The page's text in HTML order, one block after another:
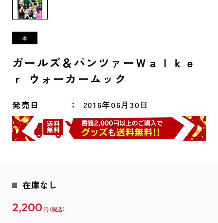
ガールズ＆パンツァーＷａｌｋｅ
ｒ ウォーカームック
発売日 2016年06月30日
在庫なし
2,200 円